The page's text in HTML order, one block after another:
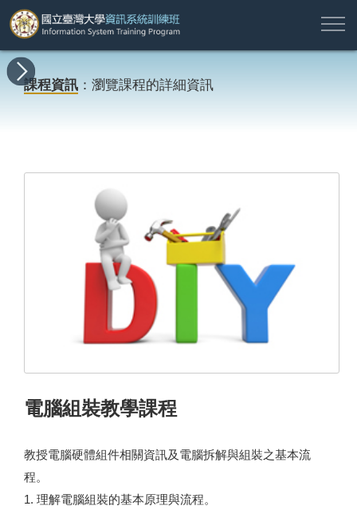
所
有
課
新
消
程
地
資
簡
業
名
名
資
於
本
願
專
註
入
課程資訊 ：瀏覽課程的詳細資訊
電腦組裝教學課程
教授電腦硬體組件相關資訊及電腦拆解與組裝之基本流
程。
1. 理解電腦組裝的基本原理與流程。